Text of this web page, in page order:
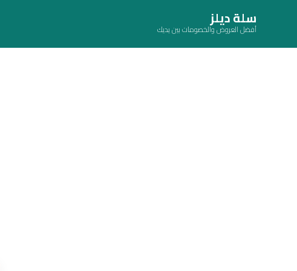
سلة ديلز
أفضل العروض والخصومات بين يديك